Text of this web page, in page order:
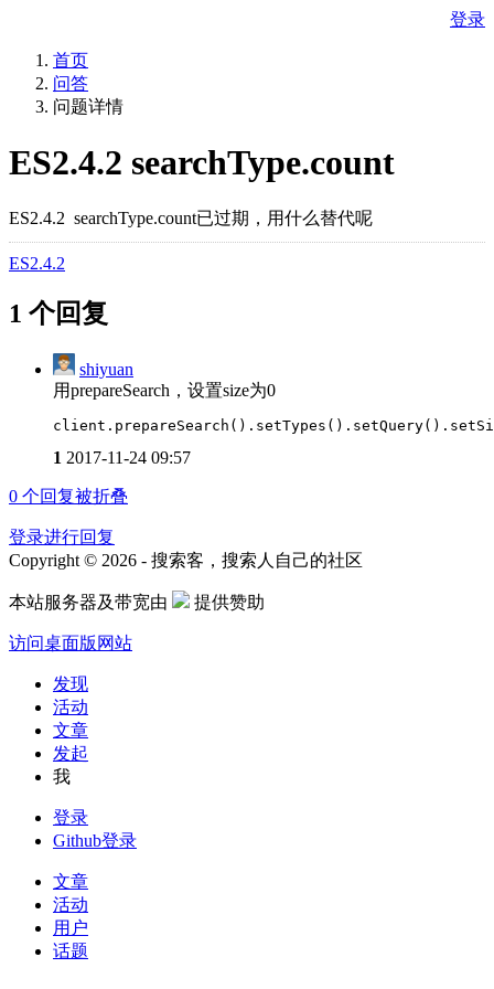
登录
首页
问答
问题详情
ES2.4.2 searchType.count
ES2.4.2 searchType.count已过期，用什么替代呢
ES2.4.2
1 个回复
shiyuan
用prepareSearch，设置size为0
1 2017-11-24 09:57
0 个回复被折叠
登录进行回复
Copyright © 2026 - 搜索客，搜索人自己的社区
本站服务器及带宽由 提供赞助
访问桌面版网站
发现
活动
文章
发起
我
登录
Github登录
文章
活动
用户
话题